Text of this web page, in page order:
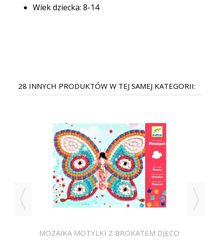
Wiek dziecka: 8-14
28 INNYCH PRODUKTÓW W TEJ SAMEJ KATEGORII:
MOZAIKA MOTYLKI Z BROKATEM DJECO